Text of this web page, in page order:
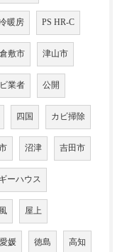
暖房 PS HR-C
倉敷市 津山市
業者 公開
四国 カビ掃除
沼津 吉田市
ーハウス
屋上
愛媛 徳島 高知